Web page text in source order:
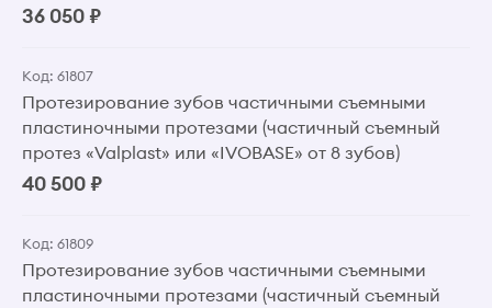
36 050 ₽
Код: 61807
Протезирование зубов частичными съемными
пластиночными протезами (частичный съемный
протез «Valplast» или «IVOBASE» от 8 зубов)
40 500 ₽
Код: 61809
Протезирование зубов частичными съемными
пластиночными протезами (частичный съемный